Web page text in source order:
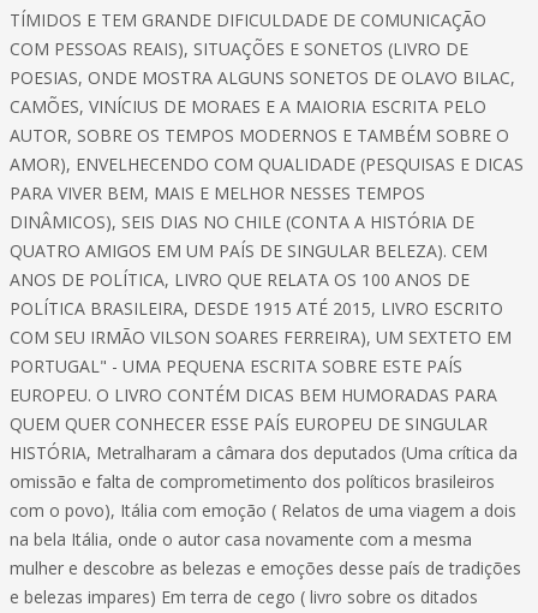
TÍMIDOS E TEM GRANDE DIFICULDADE DE COMUNICAÇÃO
COM PESSOAS REAIS), SITUAÇÕES E SONETOS (LIVRO DE
POESIAS, ONDE MOSTRA ALGUNS SONETOS DE OLAVO BILAC,
CAMÕES, VINÍCIUS DE MORAES E A MAIORIA ESCRITA PELO
AUTOR, SOBRE OS TEMPOS MODERNOS E TAMBÉM SOBRE O
AMOR), ENVELHECENDO COM QUALIDADE (PESQUISAS E DICAS
PARA VIVER BEM, MAIS E MELHOR NESSES TEMPOS
DINÂMICOS), SEIS DIAS NO CHILE (CONTA A HISTÓRIA DE
QUATRO AMIGOS EM UM PAÍS DE SINGULAR BELEZA). CEM
ANOS DE POLÍTICA, LIVRO QUE RELATA OS 100 ANOS DE
POLÍTICA BRASILEIRA, DESDE 1915 ATÉ 2015, LIVRO ESCRITO
COM SEU IRMÃO VILSON SOARES FERREIRA), UM SEXTETO EM
PORTUGAL" - UMA PEQUENA ESCRITA SOBRE ESTE PAÍS
EUROPEU. O LIVRO CONTÉM DICAS BEM HUMORADAS PARA
QUEM QUER CONHECER ESSE PAÍS EUROPEU DE SINGULAR
HISTÓRIA, Metralharam a câmara dos deputados (Uma crítica da
omissão e falta de comprometimento dos políticos brasileiros
com o povo), Itália com emoção ( Relatos de uma viagem a dois
na bela Itália, onde o autor casa novamente com a mesma
mulher e descobre as belezas e emoções desse país de tradições
e belezas impares) Em terra de cego ( livro sobre os ditados